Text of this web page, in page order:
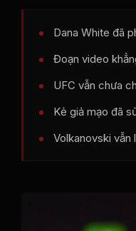
Dana White đã
Đoạn video
UFC vẫn chưa
Kẻ giả mạo đã
Volkanovski vẫn